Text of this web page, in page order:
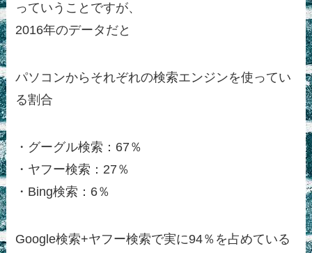
っていうことですが、
2016年のデータだと
パソコンからそれぞれの検索エンジンを使ってい
る割合
・グーグル検索：67％
・ヤフー検索：27％
・Bing検索：6％
Google検索+ヤフー検索で実に94％を占めている